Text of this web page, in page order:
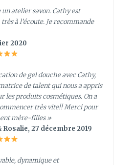
un atelier savon. Cathy est
à l’écoute. Je recommande
2020
de gel douche avec Cathy,
de talent qui nous a appris
les produits cosmétiques. On a
très vite!! Merci pour
mère-filles »
27 décembre 2019
dynamique et